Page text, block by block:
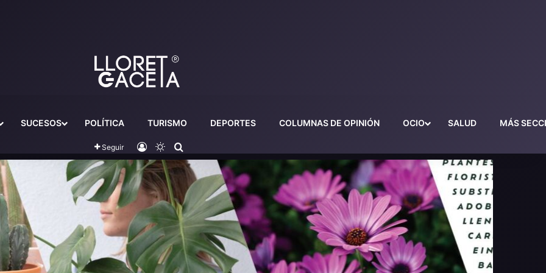
SUCESOS POLÍTICA TURISMO DEPORTES COLUMNAS DE OPINIÓN OCIO SALUD MÁS
Seguir Iniciar sesión
Switch skin